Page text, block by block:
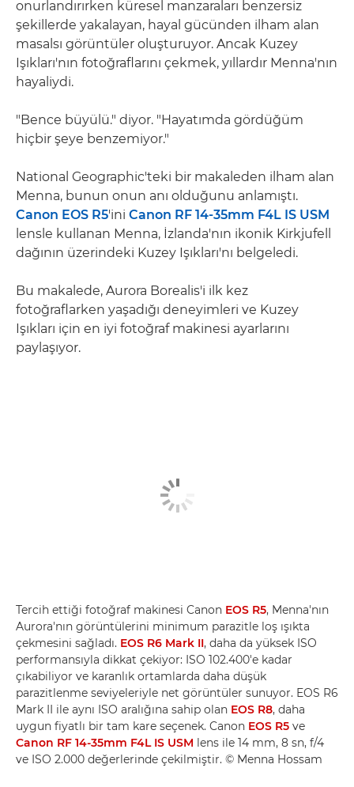
onurlandırırken küresel manzaraları benzersiz
şekillerde yakalayan, hayal gücünden ilham alan
masalsı görüntüler oluşturuyor. Ancak Kuzey
Işıkları'nın fotoğraflarını çekmek, yıllardır Menna'nın
hayaliydi.
"Bence büyülü." diyor. "Hayatımda gördüğüm
hiçbir şeye benzemiyor."
National Geographic'teki bir makaleden ilham alan
Menna, bunun onun anı olduğunu anlamıştı.
Canon EOS R5'ini Canon RF 14-35mm F4L IS USM
lensle kullanan Menna, İzlanda'nın ikonik Kirkjufell
dağının üzerindeki Kuzey Işıkları'nı belgeledi.
Bu makalede, Aurora Borealis'i ilk kez
fotoğraflarken yaşadığı deneyimleri ve Kuzey
Işıkları için en iyi fotoğraf makinesi ayarlarını
paylaşıyor.
Tercih ettiği fotoğraf makinesi Canon EOS R5, Menna'nın
Aurora'nın görüntülerini minimum parazitle loş ışıkta
çekmesini sağladı. EOS R6 Mark II, daha da yüksek ISO
performansıyla dikkat çekiyor: ISO 102.400'e kadar
çıkabiliyor ve karanlık ortamlarda daha düşük
parazitlenme seviyeleriyle net görüntüler sunuyor. EOS R6
Mark II ile aynı ISO aralığına sahip olan EOS R8, daha
uygun fiyatlı bir tam kare seçenek. Canon EOS R5 ve
Canon RF 14-35mm F4L IS USM lens ile 14 mm, 8 sn, f/4
ve ISO 2.000 değerlerinde çekilmiştir. © Menna Hossam